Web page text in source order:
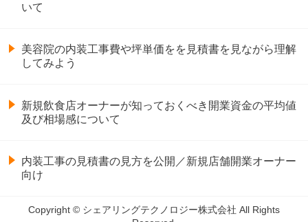
いて
美容院の内装工事費や坪単価をを見積書を見ながら理解
してみよう
新規飲食店オーナーが知っておくべき開業資金の平均値
及び相場感について
内装工事の見積書の見方を公開／新規店舗開業オーナー
向け
Copyright © シェアリングテクノロジー株式会社 All Rights